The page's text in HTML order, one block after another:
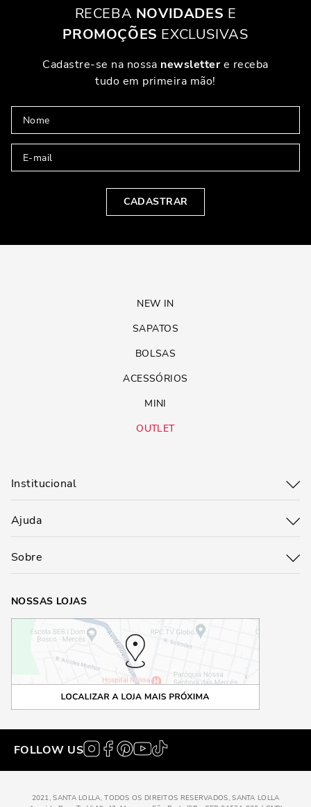
RECEBA NOVIDADES E
PROMOÇÕES EXCLUSIVAS
Cadastre-se na nossa newslettere receba
tudo em primeira mão!
CADASTRAR
NEW IN
SAPATOS
BOLSAS
ACESSÓRIOS
MINI
OUTLET
Institucional
Ajuda
Sobre
NOSSAS LOJAS
FOLLOW US
2021, SANTA LOLLA, TODOS OS DIREITOS RESERVADOS, SANTA LOLLA